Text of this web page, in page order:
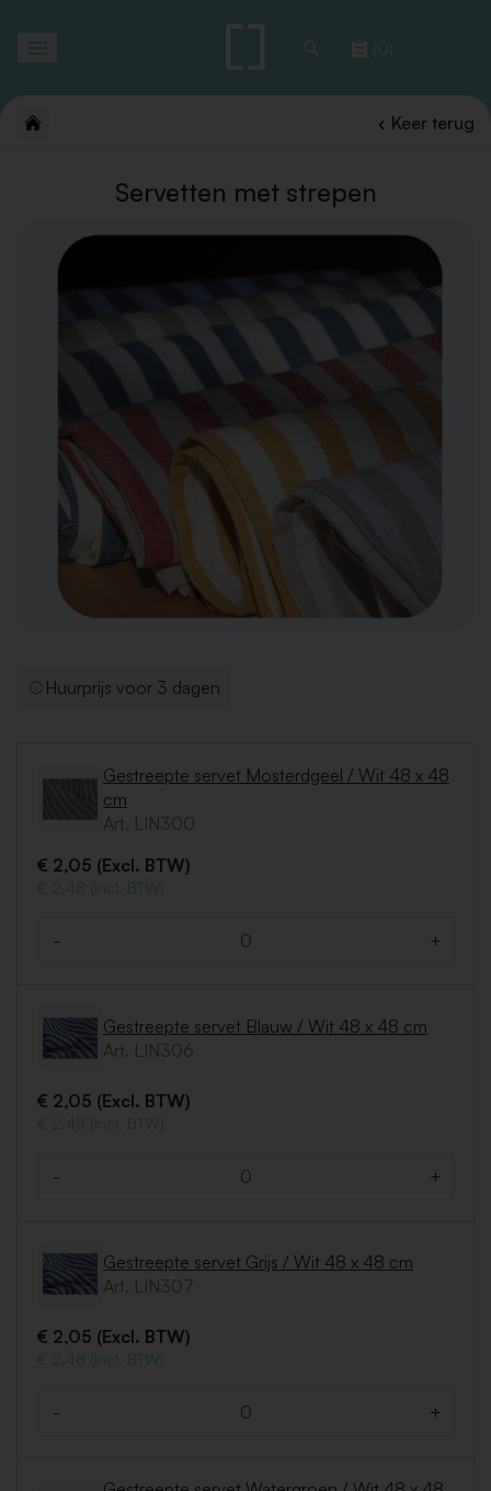
(0)
Keer terug
Servetten met strepen
Huurprijs voor 3 dagen
Gestreepte servet Mosterdgeel / Wit 48 x 48
cm
Art. LIN300
€ 2,05 (Excl. BTW)
€ 2,48 (Incl. BTW)
- +
Gestreepte servet Blauw / Wit 48 x 48 cm
Art. LIN306
€ 2,05 (Excl. BTW)
€ 2,48 (Incl. BTW)
- +
Gestreepte servet Grijs / Wit 48 x 48 cm
Art. LIN307
€ 2,05 (Excl. BTW)
€ 2,48 (Incl. BTW)
- +